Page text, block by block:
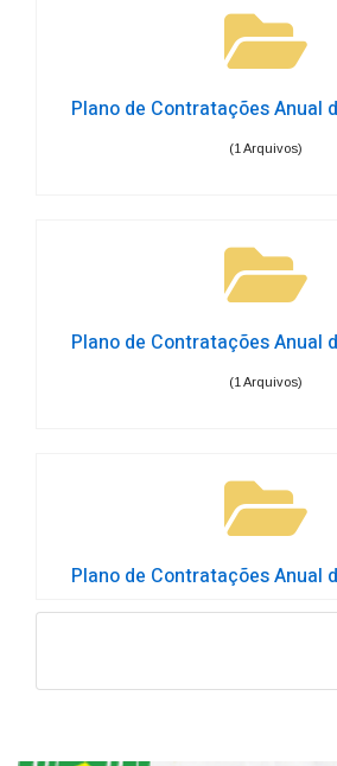
Plano de Contratações Anual
(1 Arquivos)
Plano de Contratações Anual
(1 Arquivos)
Plano de Contratações Anual